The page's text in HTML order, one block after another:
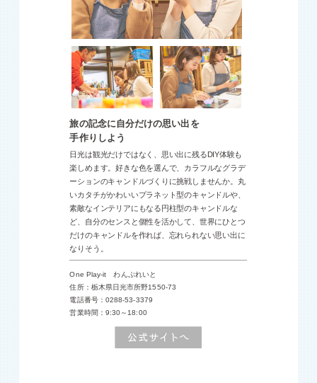
旅の記念に自分だけの思い出を
手作りしよう
日光は観光だけではなく、思い出に残るDIY体験も
楽しめます。好きな色を選んで、カラフルなグラデ
ーションのキャンドルづくりに挑戦しませんか。丸
いカタチがかわいいプラネット型のキャンドルや、
素敵なインテリアにもなる円柱型のキャンドルな
ど、自分のセンスと個性を活かして、世界にひとつ
だけのキャンドルを作れば、忘れられない思い出に
なりそう。
One Play-it わんぷれいと
住所：栃木県日光市所野1550-73
電話番号：0288-53-3379
営業時間：9:30～18:00